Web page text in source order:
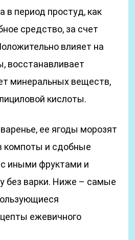
в период простуд, как
средство, за счет
влияет на
восстанавливает
минеральных веществ,
кислоты.
ее ягоды морозят
компоты и сдобные
иными фруктами и
без варки. Ниже – самые
ежевичного